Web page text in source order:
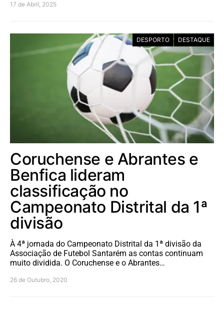
17 de Abril, 2025
DESPORTO DESTAQUE
Coruchense e Abrantes e
Benfica lideram
classificação no
Campeonato Distrital da 1ª
divisão
À 4ª jornada do Campeonato Distrital da 1ª divisão da
Associação de Futebol Santarém as contas continuam
muito dividida. O Coruchense e o Abrantes…
26 de Outubro, 2020